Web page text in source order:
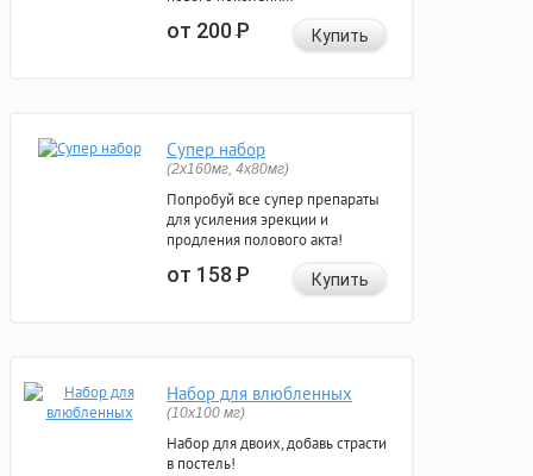
от 200Р Купить
Супер набор
(2х160мг, 4х80мг)
Попробуй все супер препараты
для усиления эрекции и
продления полового акта!
от 158Р Купить
Набор для влюбленных
(10х100 мг)
Набор для двоих, добавь страсти
в постель!